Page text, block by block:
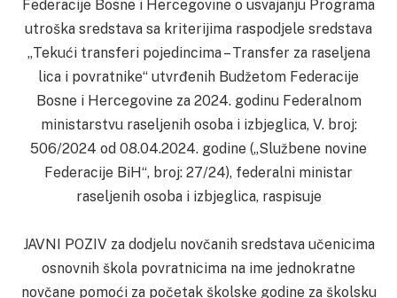
Federacije Bosne i Hercegovine o usvajanju Programa
utroška sredstava sa kriterijima raspodjele sredstava
„Tekući transferi pojedincima – Transfer za raseljena
lica i povratnike“ utvrđenih Budžetom Federacije
Bosne i Hercegovine za 2024. godinu Federalnom
ministarstvu raseljenih osoba i izbjeglica, V. broj:
506/2024 od 08.04.2024. godine („Službene novine
Federacije BiH“, broj: 27/24), federalni ministar
raseljenih osoba i izbjeglica, raspisuje
JAVNI POZIV za dodjelu novčanih sredstava učenicima
osnovnih škola povratnicima na ime jednokratne
novčane pomoći za početak školske godine za školsku